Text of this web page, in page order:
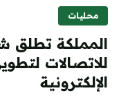
محليات
المملكة تطلق
للاتصالات
الإلكترونية